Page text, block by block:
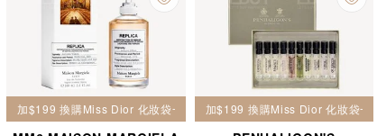
加$199 換購Miss Dior 化妝袋一個 加$199 換購Miss Dior 化妝袋一個